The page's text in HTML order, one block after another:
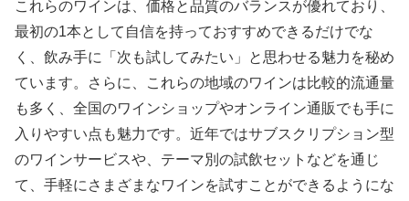
これらのワインは、価格と品質のバランスが優れており、
最初の1本として自信を持っておすすめできるだけでな
く、飲み手に「次も試してみたい」と思わせる魅力を秘め
ています。さらに、これらの地域のワインは比較的流通量
も多く、全国のワインショップやオンライン通販でも手に
入りやすい点も魅力です。近年ではサブスクリプション型
のワインサービスや、テーマ別の試飲セットなどを通じ
て、手軽にさまざまなワインを試すことができるようにな